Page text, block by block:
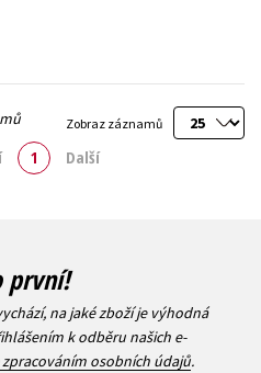
Zobraz záznamů
1 Další
první!
na jaké zboží je výhodná
k odběru našich e-
osobních údajů.